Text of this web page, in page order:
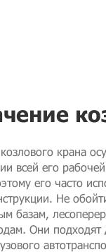
крана
всей его
его часто
Не
базам,
Они